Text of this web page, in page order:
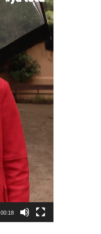
00:18